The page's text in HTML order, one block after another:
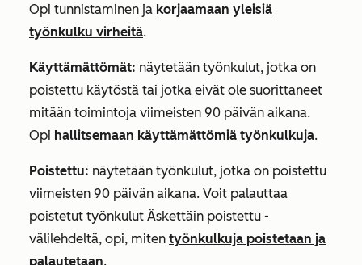
Opi tunnistaminen ja korjaamaan yleisiä
työnkulku virheitä.
Käyttämättömät: näytetään työnkulut, jotka on
poistettu käytöstä tai jotka eivät ole suorittaneet
mitään toimintoja viimeisten 90 päivän aikana.
Opi hallitsemaan käyttämättömiä työnkulkuja.
Poistettu: näytetään työnkulut, jotka on poistettu
viimeisten 90 päivän aikana. Voit palauttaa
poistetut työnkulut Äskettäin poistettu -
välilehdeltä, opi, miten työnkulkuja poistetaan ja
palautetaan.